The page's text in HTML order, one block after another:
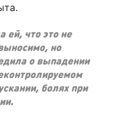
ей, что это не
но
о выпадении
болях при